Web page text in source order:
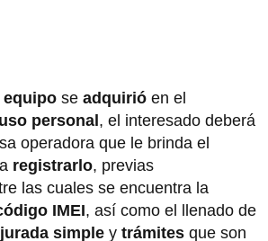
equipo se adquirió en el
uso personal, el interesado deberá
operadora que le brinda el
registrarlo, previas
las cuales se encuentra la
IMEI, así como el llenado de
simple y trámites que son